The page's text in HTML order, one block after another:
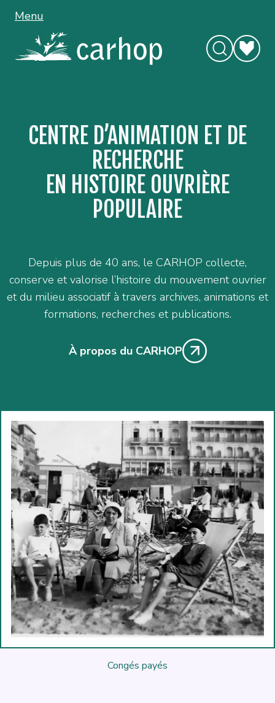
Menu
CENTRE D’ANIMATION ET DE
RECHERCHE
EN HISTOIRE OUVRIÈRE
POPULAIRE
Depuis plus de 40 ans, le CARHOP collecte,
conserve et valorise l’histoire du mouvement ouvrier
et du milieu associatif à travers archives, animations et
formations, recherches et publications.
À propos du CARHOP
Congés payés